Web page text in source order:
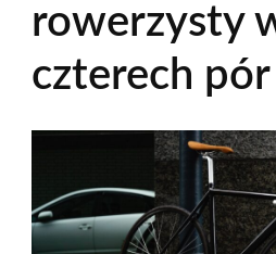
rowerzysty
czterech